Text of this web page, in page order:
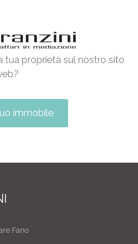
tua proprietà sul nostro sito
immobile
Fano